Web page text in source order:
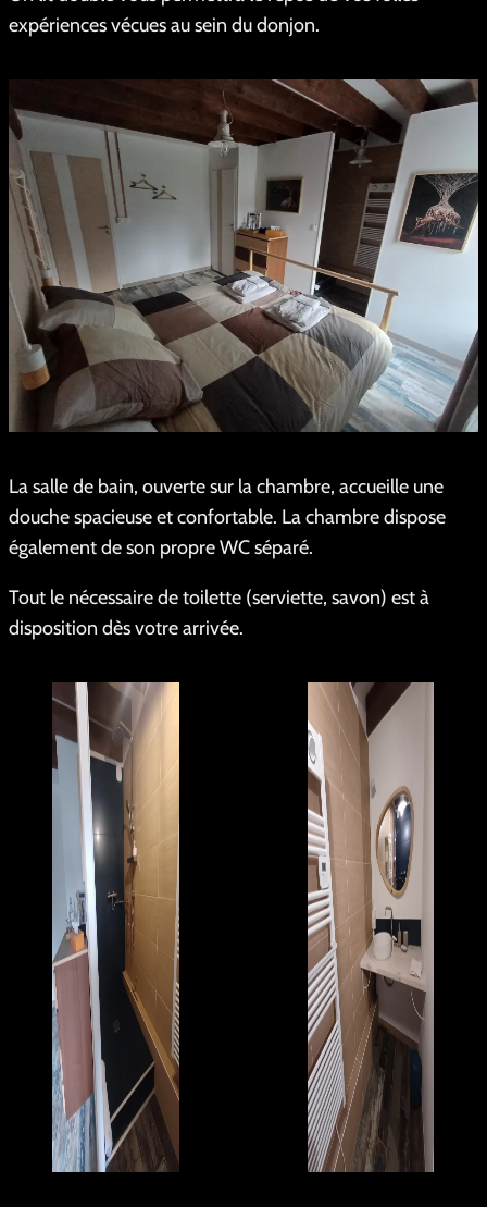
expériences vécues au sein du donjon.
La salle de bain, ouverte sur la chambre, accueille une
douche spacieuse et confortable. La chambre dispose
également de son propre WC séparé.
Tout le nécessaire de toilette (serviette, savon) est à
disposition dès votre arrivée.